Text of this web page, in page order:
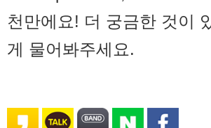
천만에요! 더 궁금한 것이
게 물어봐주세요.